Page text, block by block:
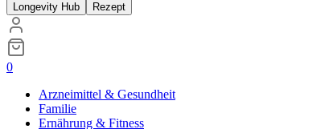
Longevity Hub Rezept
0
Arzneimittel & Gesundheit
Familie
Ernährung & Fitness